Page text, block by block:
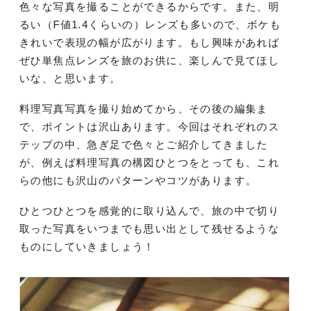
色々な写真を撮ることができるからです。また、明
るい（F値1.4くらいの）レンズも多いので、ボケも
きれいで表現の幅が広がります。もし興味があれば
ぜひ単焦点レンズを旅のお供に、楽しんで見てほし
いな、と思います。
料理写真写真を撮り始めてから、その後の編集ま
で、ポイントは沢山あります。今回はそれぞれのス
テップの中、急ぎ足で色々とご紹介してきました
が、例えば料理写真の構図ひとつをとっても、これ
らの他にも沢山のパターンやコツがあります。
ひとつひとつを感覚的に取り込んで、旅の中で切り
取った写真をいつまでも思い出として残せるような
ものにしていきましょう！